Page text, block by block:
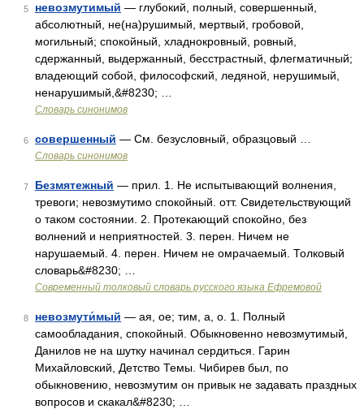
5 невозмутимый — глубокий, полный, совершенный,
абсолютный, не(на)рушимый, мертвый, гробовой,
могильный; спокойный, хладнокровный, ровный,
сдержанный, выдержанный, бесстрастный, флегматичный;
владеющий собой, философский, ледяной, нерушимый,
ненарушимый,&#8230; …
Словарь синонимов
6 совершенный — См. безусловный, образцовый …
Словарь синонимов
7 Безмятежный — прил. 1. Не испытывающий волнения,
тревоги; невозмутимо спокойный. отт. Свидетельствующий
о таком состоянии. 2. Протекающий спокойно, без
волнений и неприятностей. 3. перен. Ничем не
нарушаемый. 4. перен. Ничем не омрачаемый. Толковый
словарь&#8230; …
Современный толковый словарь русского языка Ефремовой
8 невозмути́мый — ая, ое; тим, а, о. 1. Полный
самообладания, спокойный. Обыкновенно невозмутимый,
Данилов не на шутку начинал сердиться. Гарин
Михайловский, Детство Темы. Чибирев был, по
обыкновению, невозмутим он привык не задавать праздных
вопросов и скакал&#8230; …